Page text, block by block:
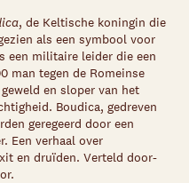
, de Keltische koningin die
als een symbool voor
een militaire leider die een
man tegen de Romeinse
en sloper van het
Boudica, gedreven
geregeerd door een
Een verhaal over
en druïden. Verteld door-